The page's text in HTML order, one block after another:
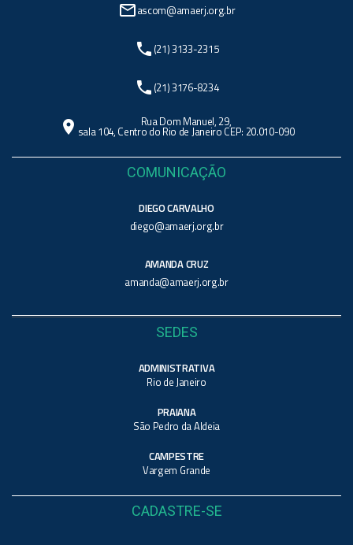
mail_outlineascom@amaerj.org.br
phone (21) 3133-2315
phone (21) 3176-8234
location_on Rua Dom Manuel, 29,
sala 104, Centro do Rio de Janeiro CEP: 20.010-090
COMUNICAÇÃO
DIEGO CARVALHO
diego@amaerj.org.br
AMANDA CRUZ
amanda@amaerj.org.br
SEDES
ADMINISTRATIVA
Rio de Janeiro
PRAIANA
São Pedro da Aldeia
CAMPESTRE
Vargem Grande
CADASTRE-SE